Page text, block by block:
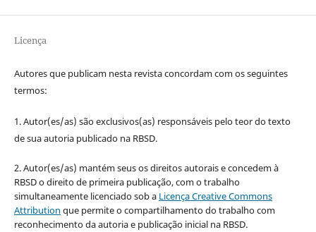
Licença
Autores que publicam nesta revista concordam com os seguintes
termos:
1. Autor(es/as) são exclusivos(as) responsáveis pelo teor do texto
de sua autoria publicado na RBSD.
2. Autor(es/as) mantém seus os direitos autorais e concedem à
RBSD o direito de primeira publicação, com o trabalho
simultaneamente licenciado sob a Licença Creative Commons
Attribution que permite o compartilhamento do trabalho com
reconhecimento da autoria e publicação inicial na RBSD.